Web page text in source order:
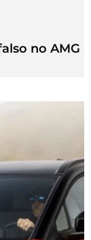
no AMG